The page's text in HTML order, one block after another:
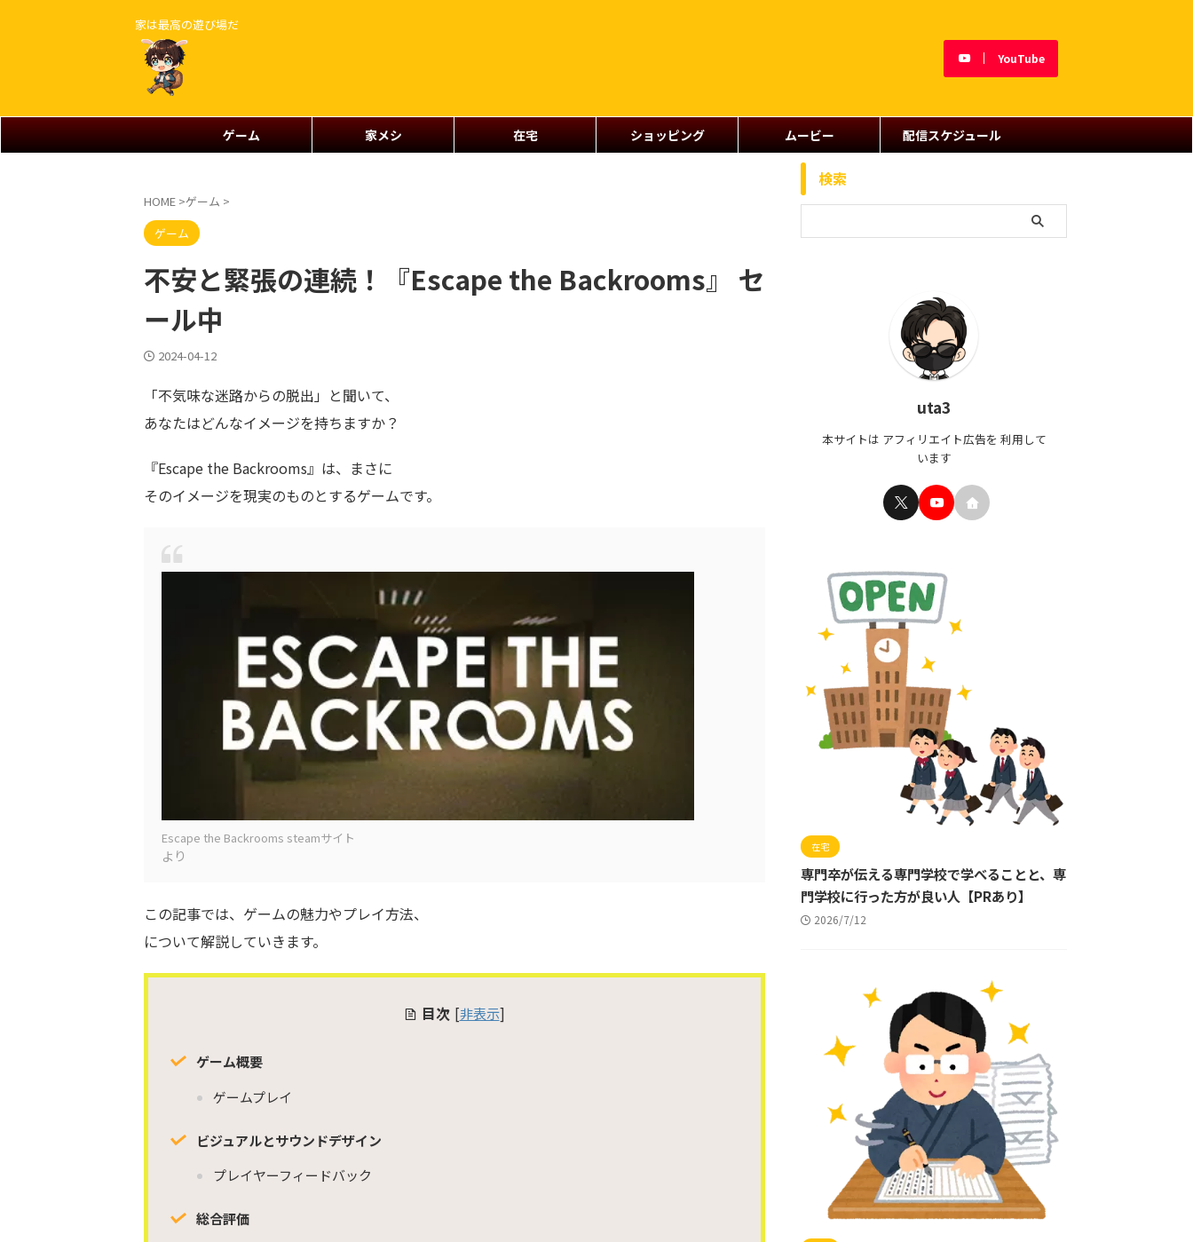
家は最高の遊び場だ
YouTube
ゲーム 家メシ 在宅 ショッピング ムービー 配信スケジュール
HOME >ゲーム >
ゲーム
不安と緊張の連続！『Escape the Backrooms』 セ
ール中
2024-04-12
「不気味な迷路からの脱出」と聞いて、
あなたはどんなイメージを持ちますか？
『Escape the Backrooms』は、まさに
そのイメージを現実のものとするゲームです。
Escape the Backrooms steamサイト
より
この記事では、ゲームの魅力やプレイ方法、
について解説していきます。
目次 [非表示]
ゲーム概要
ゲームプレイ
ビジュアルとサウンドデザイン
プレイヤーフィードバック
総合評価
検索
uta3
本サイトは アフィリエイト広告を 利用して
います
在宅
専門卒が伝える専門学校で学べることと、専
門学校に行った方が良い人【PRあり】
2026/7/12